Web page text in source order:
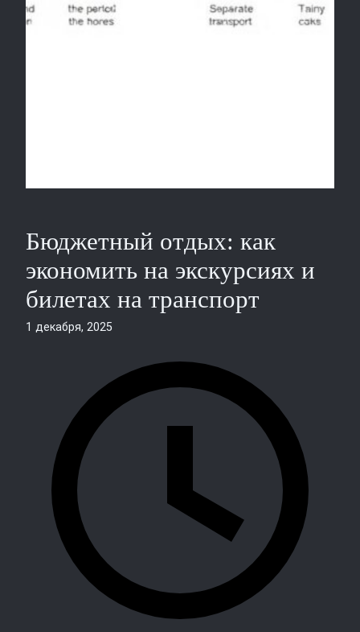
Бюджетный отдых: как
экономить на экскурсиях и
билетах на транспорт
1 декабря, 2025